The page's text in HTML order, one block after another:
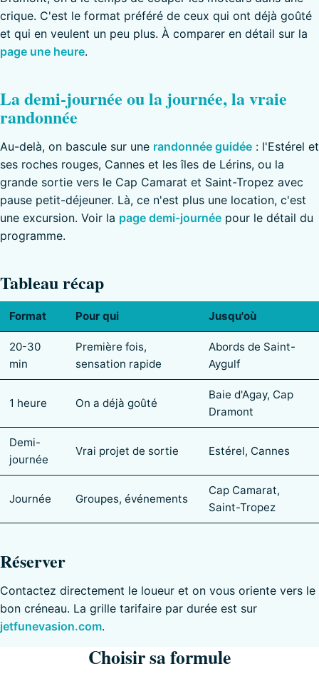
crique. C'est le format préféré de ceux qui ont déjà goûté
et qui en veulent un peu plus. À comparer en détail sur la
page une heure.
La demi-journée ou la journée, la vraie
randonnée
Au-delà, on bascule sur une randonnée guidée : l'Estérel et
ses roches rouges, Cannes et les îles de Lérins, ou la
grande sortie vers le Cap Camarat et Saint-Tropez avec
pause petit-déjeuner. Là, ce n'est plus une location, c'est
une excursion. Voir la page demi-journée pour le détail du
programme.
Tableau récap
Format Pour qui Jusqu'où
20-30
min
Première fois,
sensation rapide
Abords de Saint-
Aygulf
1 heure On a déjà goûté
Baie d'Agay, Cap
Dramont
Demi-
journée
Vrai projet de sortie Estérel, Cannes
Journée Groupes, événements
Cap Camarat,
Saint-Tropez
Réserver
Contactez directement le loueur et on vous oriente vers le
bon créneau. La grille tarifaire par durée est sur
jetfunevasion.com.
Choisir sa formule